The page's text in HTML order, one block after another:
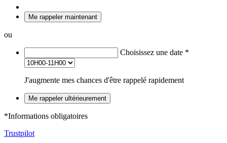
Me rappeler maintenant
ou
Choisissez une date *
J'augmente mes chances d'être rappelé rapidement
Me rappeler ultérieurement
*Informations obligatoires
Trustpilot